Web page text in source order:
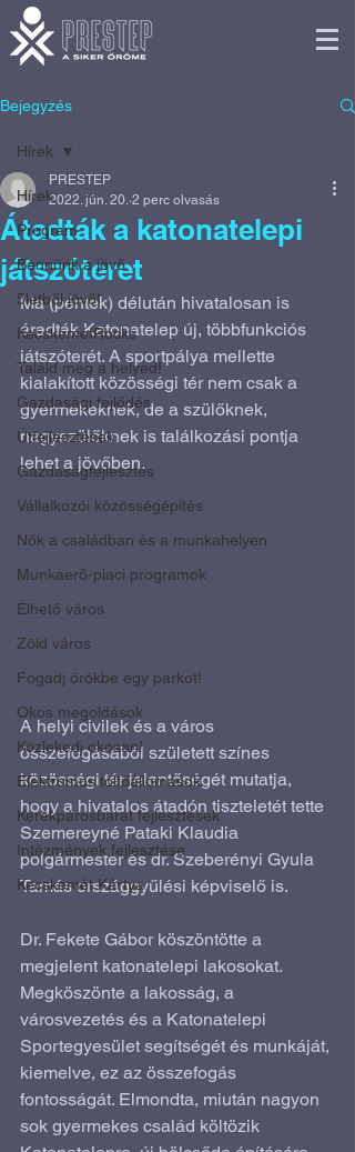
Bejegyzés
Hírek
Program
Bennünk a jövő
5letből jövő!
KecskemétRocks
Találd meg a helyed!
Gazdasági fejlődés
Útfejlesztések
Gazdaságfejlesztés
Vállalkozói közösségépítés
Nők a családban és a munkahelyen
Munkaerő-piaci programok
Élhető város
Zöld város
Fogadj örökbe egy parkot!
Okos megoldások
Közlekedj okosan!
Elektromos töltőállomások
Kerékpárosbarát fejlesztések
Intézmények fejlesztése
Kecskemét Kártya
Hírek
Átadták a katonatelepi
játszóteret
PRESTEP
2022. jún. 20. 2 perc olvasás
Ma (péntek) délután hivatalosan is
áradták Katonatelep új, többfunkciós
játszóterét. A sportpálya mellette
kialakított közösségi tér nem csak a
gyermekeknek, de a szülőknek,
nagyszülőknek is találkozási pontja
lehet a jövőben.
A helyi civilek és a város
összefogásából született színes
közösségi tér jelentőségét mutatja,
hogy a hivatalos átadón tiszteletét tette
Szemereyné Pataki Klaudia
polgármester és dr. Szeberényi Gyula
Tamás országgyűlési képviselő is.
Dr. Fekete Gábor köszöntötte a
megjelent katonatelepi lakosokat.
Megköszönte a lakosság, a
városvezetés és a Katonatelepi
Sportegyesület segítségét és munkáját,
kiemelve, ez az összefogás
fontosságát. Elmondta, miután nagyon
sok gyermekes család költözik